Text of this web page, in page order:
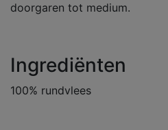
doorgaren tot medium.
Ingrediënten
100% rundvlees